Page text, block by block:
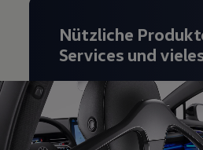
Nützliche
Services und